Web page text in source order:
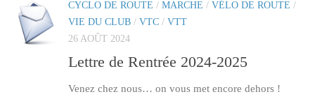
CYCLO DE ROUTE / MARCHE / VÉLO DE ROUTE /
VIE DU CLUB / VTC / VTT
26 AOÛT 2024
Lettre de Rentrée 2024-2025
Venez chez nous… on vous met encore dehors !